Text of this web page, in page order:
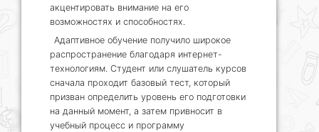
акцентировать внимание на его
возможностях и способностях.
Адаптивное обучение получило широкое
распространение благодаря интернет-
технологиям. Студент или слушатель курсов
сначала проходит базовый тест, который
призван определить уровень его подготовки
на данный момент, а затем привносит в
учебный процесс и программу